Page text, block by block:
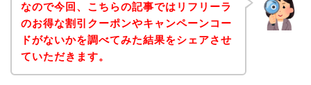
なので今回、こちらの記事ではリフリーラ
のお得な割引クーポンやキャンペーンコー
ドがないかを調べてみた結果をシェアさせ
ていただきます。